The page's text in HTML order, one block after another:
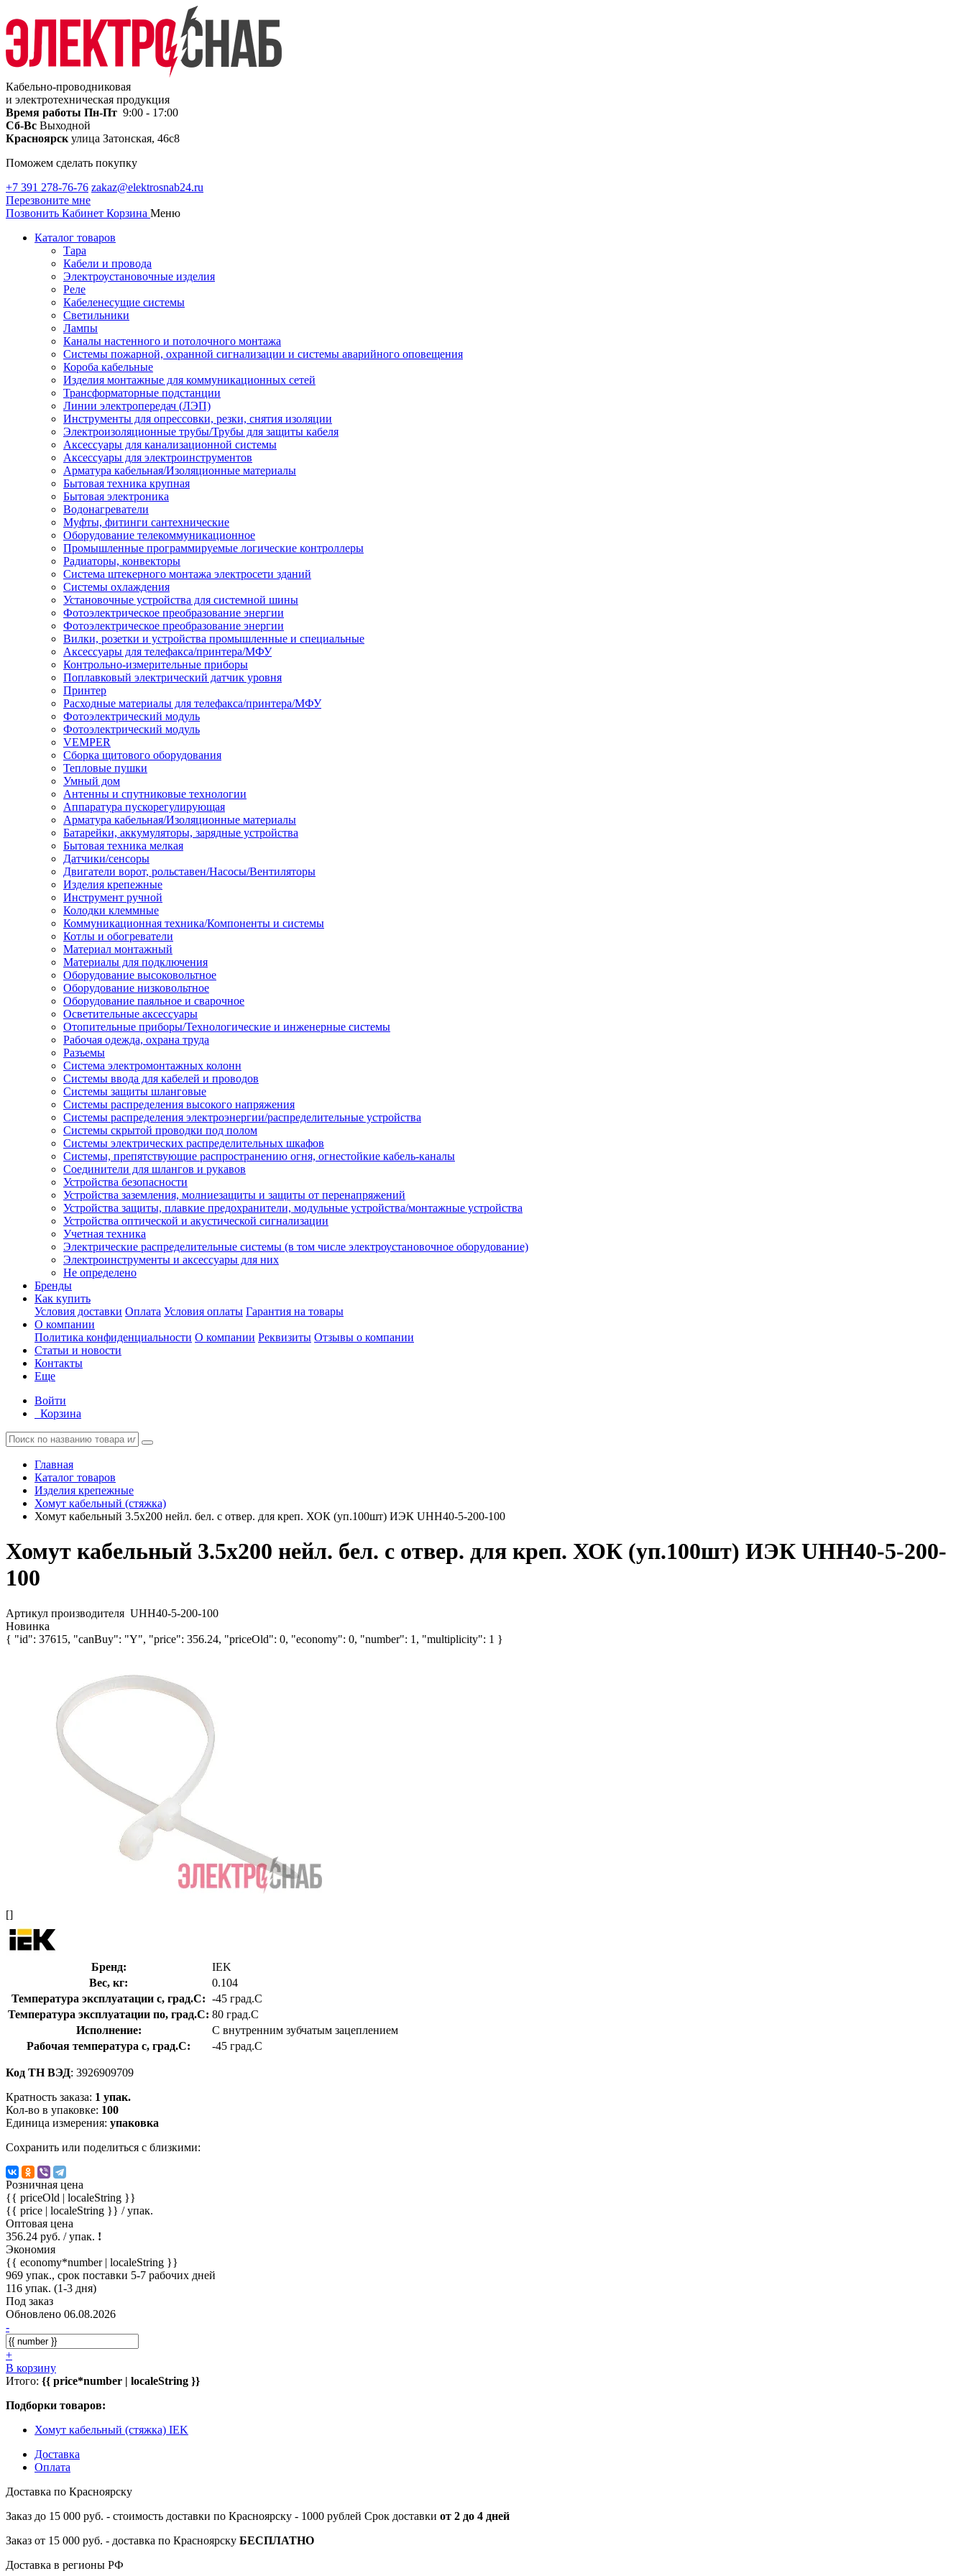
Кабельно-проводниковая
и электротехническая продукция
Время работы Пн-Пт 9:00 - 17:00
Сб-Вс Выходной
Красноярск улица Затонская, 46с8
Поможем сделать покупку
+7 391 278-76-76 zakaz@elektrosnab24.ru
Перезвоните мне
Позвонить Кабинет Корзина Меню
Каталог товаров
Тара
Кабели и провода
Электроустановочные изделия
Реле
Кабеленесущие системы
Светильники
Лампы
Каналы настенного и потолочного монтажа
Системы пожарной, охранной сигнализации и системы аварийного оповещения
Короба кабельные
Изделия монтажные для коммуникационных сетей
Трансформаторные подстанции
Линии электропередач (ЛЭП)
Инструменты для опрессовки, резки, снятия изоляции
Электроизоляционные трубы/Трубы для защиты кабеля
Аксессуары для канализационной системы
Аксессуары для электроинструментов
Арматура кабельная/Изоляционные материалы
Бытовая техника крупная
Бытовая электроника
Водонагреватели
Муфты, фитинги сантехнические
Оборудование телекоммуникационное
Промышленные программируемые логические контроллеры
Радиаторы, конвекторы
Система штекерного монтажа электросети зданий
Системы охлаждения
Установочные устройства для системной шины
Фотоэлектрическое преобразование энергии
Фотоэлектрическое преобразование энергии
Вилки, розетки и устройства промышленные и специальные
Аксессуары для телефакса/принтера/МФУ
Контрольно-измерительные приборы
Поплавковый электрический датчик уровня
Принтер
Расходные материалы для телефакса/принтера/МФУ
Фотоэлектрический модуль
Фотоэлектрический модуль
VEMPER
Сборка щитового оборудования
Тепловые пушки
Умный дом
Антенны и спутниковые технологии
Аппаратура пускорегулирующая
Арматура кабельная/Изоляционные материалы
Батарейки, аккумуляторы, зарядные устройства
Бытовая техника мелкая
Датчики/сенсоры
Двигатели ворот, рольставен/Насосы/Вентиляторы
Изделия крепежные
Инструмент ручной
Колодки клеммные
Коммуникационная техника/Компоненты и системы
Котлы и обогреватели
Материал монтажный
Материалы для подключения
Оборудование высоковольтное
Оборудование низковольтное
Оборудование паяльное и сварочное
Осветительные аксессуары
Отопительные приборы/Технологические и инженерные системы
Рабочая одежда, охрана труда
Разъемы
Система электромонтажных колонн
Системы ввода для кабелей и проводов
Системы защиты шланговые
Системы распределения высокого напряжения
Системы распределения электроэнергии/распределительные устройства
Системы скрытой проводки под полом
Системы электрических распределительных шкафов
Системы, препятствующие распространению огня, огнестойкие кабель-каналы
Соединители для шлангов и рукавов
Устройства безопасности
Устройства заземления, молниезащиты и защиты от перенапряжений
Устройства защиты, плавкие предохранители, модульные устройства/монтажные устройства
Устройства оптической и акустической сигнализации
Учетная техника
Электрические распределительные системы (в том числе электроустановочное оборудование)
Электроинструменты и аксессуары для них
Не определено
Бренды
Как купить
Условия доставки Оплата Условия оплаты Гарантия на товары
О компании
Политика конфиденциальности О компании Реквизиты Отзывы о компании
Статьи и новости
Контакты
Еще
Войти
Корзина
Главная
Каталог товаров
Изделия крепежные
Хомут кабельный (стяжка)
Хомут кабельный 3.5х200 нейл. бел. с отвер. для креп. ХОК (уп.100шт) ИЭК UHH40-5-200-100
Хомут кабельный 3.5х200 нейл. бел. с отвер. для креп. ХОК (уп.100шт) ИЭК UHH40-5-200-
100
Артикул производителя UHH40-5-200-100
Новинка
{ "id": 37615, "canBuy": "Y", "price": 356.24, "priceOld": 0, "economy": 0, "number": 1, "multiplicity": 1 }
[]
Бренд:
IEK
Вес, кг:
0.104
Температура эксплуатации с, град.C: -45 град.C
Температура эксплуатации по, град.C: 80 град.C
Исполнение:
С внутренним зубчатым зацеплением
Рабочая температура с, град.C:
-45 град.C
Код ТН ВЭД: 3926909709
Кратность заказа: 1 упак.
Кол-во в упаковке: 100
Единица измерения: упаковка
Сохранить или поделиться с близкими:
Розничная цена
{{ priceOld | localeString }}
{{ price | localeString }} / упак.
Оптовая цена
356.24 руб. / упак. !
Экономия
{{ economy*number | localeString }}
969 упак., срок поставки 5-7 рабочих дней
116 упак. (1-3 дня)
Под заказ
Обновлено 06.08.2026
-
+
В корзину
Итого: {{ price*number | localeString }}
Подборки товаров:
Хомут кабельный (стяжка) IEK
Доставка
Оплата
Доставка по Красноярску
Заказ до 15 000 руб. - стоимость доставки по Красноярску - 1000 рублей Срок доставки от 2 до 4 дней
Заказ от 15 000 руб. - доставка по Красноярску БЕСПЛАТНО
Доставка в регионы РФ